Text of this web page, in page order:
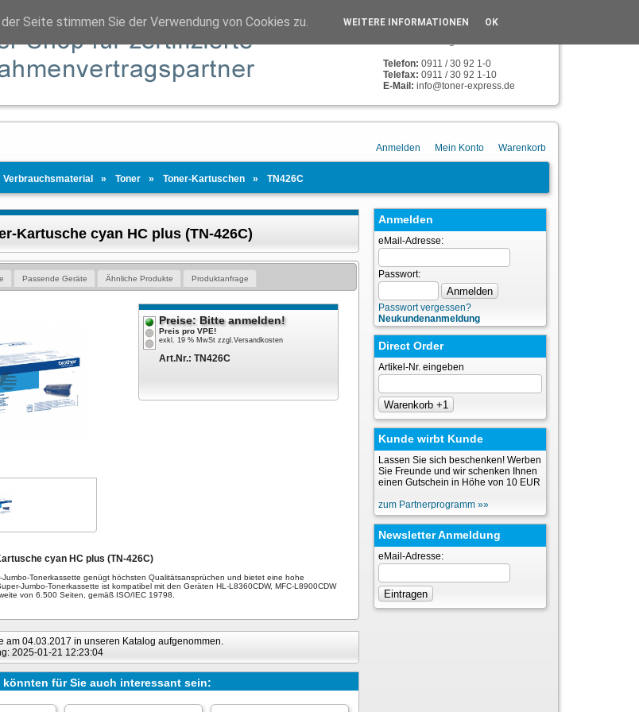
TONER-EXPRESS
Telefon: 0911 / 30 92 1-0
Telefax: 0911 / 30 92 1-10
E-Mail: info@toner-express.de
Anmelden Mein Konto Warenkorb
Verbrauchsmaterial Toner Toner-Kartuschen TN426C
Kartusche cyan HC plus (TN-426C)
Passende Geräte Ähnliche Produkte Produktanfrage
Preise: Bitte anmelden!
Preis pro VPE!
exkl. 19 % MwSt zzgl.Versandkosten
Art.Nr.:TN426C
cyan HC plus (TN-426C)
Jumbo-Tonerkassette genügt höchsten Qualitätsansprüchen und bietet eine hohe
Jumbo-Tonerkassette ist kompatibel mit den Geräten HL-L8360CDW, MFC-L8900CDW
von 6.500 Seiten, gemäß ISO/IEC 19798.
am 04.03.2017 in unseren Katalog aufgenommen.
2025-01-21 12:23:04
könnten für Sie auch interessant sein:
Anmelden
eMail-Adresse:
Passwort:
Passwort vergessen?
Neukundenanmeldung
Direct Order
Artikel-Nr. eingeben
Kunde wirbt Kunde
Lassen Sie sich beschenken! Werben
Sie Freunde und wir schenken Ihnen
einen Gutschein in Höhe von 10 EUR
zum Partnerprogramm »»
Newsletter Anmeldung
eMail-Adresse:
Seite stimmen Sie der Verwendung von Cookies zu. WEITERE INFORMATIONEN OK